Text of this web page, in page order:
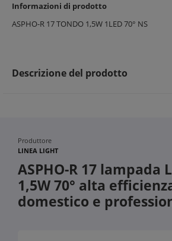
Informazioni di prodotto
ASPHO-R 17 TONDO 1,5W 1LED 70° NS
Descrizione del prodotto
Produttore
LINEA LIGHT
ASPHO-R 17 lampada
1,5W 70° alta
domestico e